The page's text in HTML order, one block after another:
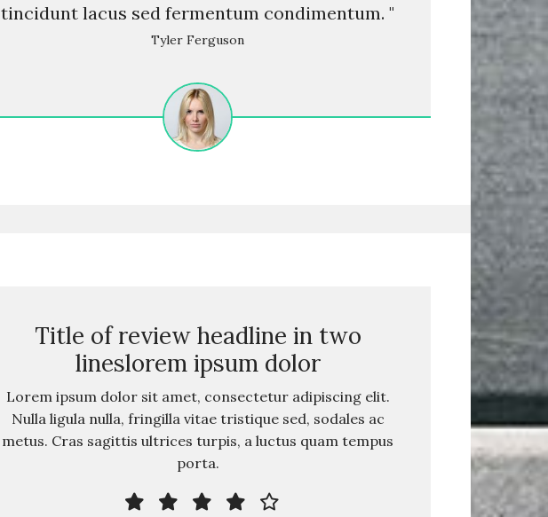
tincidunt lacus sed fermentum condimentum. "
Tyler Ferguson
Title of review headline in two
lineslorem ipsum dolor
Lorem ipsum dolor sit amet, consectetur adipiscing elit.
Nulla ligula nulla, fringilla vitae tristique sed, sodales ac
metus. Cras sagittis ultrices turpis, a luctus quam tempus
porta.